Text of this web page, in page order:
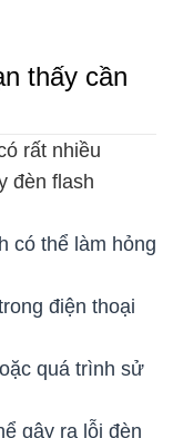
thấy cần
rất nhiều
đèn flash
có thể làm hỏng
điện thoại
quá trình sử
gây ra lỗi đèn